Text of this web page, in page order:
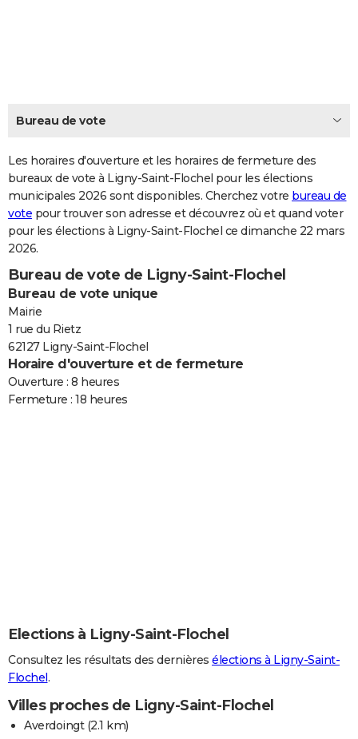
CARTE DE VOEUX
Dictionnaire
Biographies
Citations
Expressions
Proverbes
PROGRAMME TV
COPAINS D'AVANT
S'inscrire
Se connecter
Lycées
Collèges
Primaires
Universités
Entreprises
Service militaire
Avis de recherche
AVIS DE DÉCÈS
FORUM
Bricolage
Lifestyle
Culture
Sport
Auto
Television
Voyage
Cinema
Bureau de vote
Les horaires d'ouverture et les horaires de fermeture des
bureaux de vote à Ligny-Saint-Flochel pour les élections
municipales 2026 sont disponibles. Cherchez votre bureau de
vote pour trouver son adresse et découvrez où et quand voter
pour les élections à Ligny-Saint-Flochel ce dimanche 22 mars
2026.
Bureau de vote de Ligny-Saint-Flochel
Bureau de vote unique
Mairie
1 rue du Rietz
62127 Ligny-Saint-Flochel
Horaire d'ouverture et de fermeture
Ouverture : 8 heures
Fermeture : 18 heures
Elections à Ligny-Saint-Flochel
Consultez les résultats des dernières élections à Ligny-Saint-
Flochel.
Villes proches de Ligny-Saint-Flochel
Averdoingt(2.1 km)